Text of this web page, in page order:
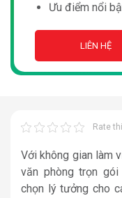
Ưu điểm nổi
LIÊN HỆ
Rate
Với không gian làm
văn phòng trọn gói
chọn lý tưởng cho